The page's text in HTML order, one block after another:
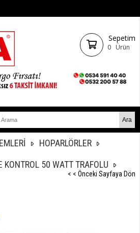
Sepetim
0 Ürün
HOPARLÖRLER
50 WATT TRAFOLU
< < Önceki Sayfaya Dön